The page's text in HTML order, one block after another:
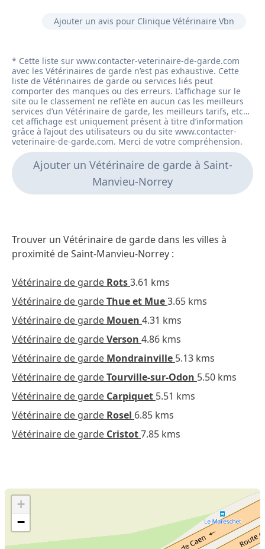
Ajouter un avis pour Clinique Vétérinaire Vbn
Ajouter un Vétérinaire de garde à Saint-
Manvieu-Norrey
Trouver un Vétérinaire de garde dans les villes à
proximité de Saint-Manvieu-Norrey :
Vétérinaire de garde Rots3.61 kms
Vétérinaire de gardeThue et Mue3.65 kms
Vétérinaire de garde Mouen 4.31 kms
Vétérinaire de gardeVerson 4.86 kms
Vétérinaire de garde Mondrainville 5.13 kms
Vétérinaire de gardeTourville-sur-Odon 5.50 kms
Vétérinaire de garde Carpiquet 5.51 kms
Vétérinaire de garde Rosel 6.85 kms
Vétérinaire de garde Cristot7.85 kms
+
−